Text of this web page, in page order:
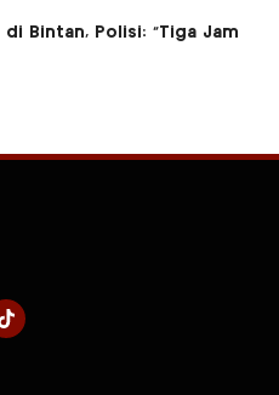
Bintan, Polisi: “Tiga Jam